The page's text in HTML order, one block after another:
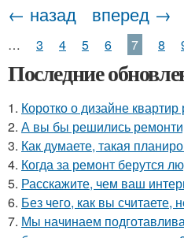
← назад вперед →
… 3 4 5 6 7 8
Последние
1. Коротко о дизайне
2. А вы бы решились
3. Как думаете, такая
4. Когда за ремонт берутся
5. Расскажите, чем ваш
6. Без чего, как вы
7. Мы начинаем